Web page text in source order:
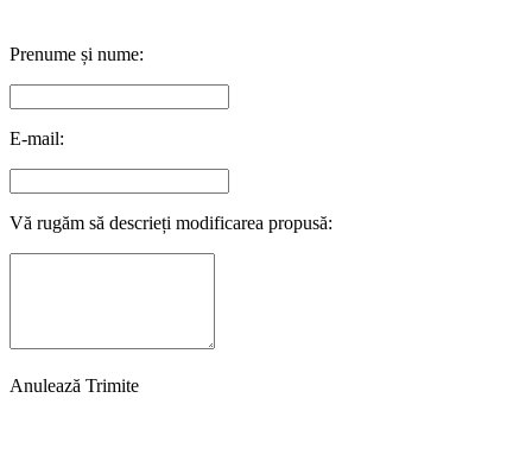
Prenume și nume:
E-mail:
Vă rugăm să descrieți modificarea propusă:
Anulează Trimite